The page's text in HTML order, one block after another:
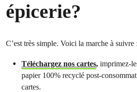
épicerie?
C’est très simple. Voici la marche à suivre :
Téléchargez nos cartes, imprimez-
papier 100% recyclé post-
cartes.